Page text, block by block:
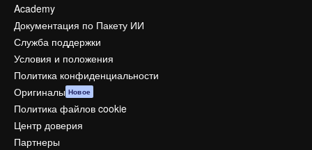
Academy
Документация по Пакету ИИ
Служба поддержки
Условия и положения
Политика конфиденциальности
Оригиналы Новое
Политика файлов cookie
Центр доверия
Партнеры